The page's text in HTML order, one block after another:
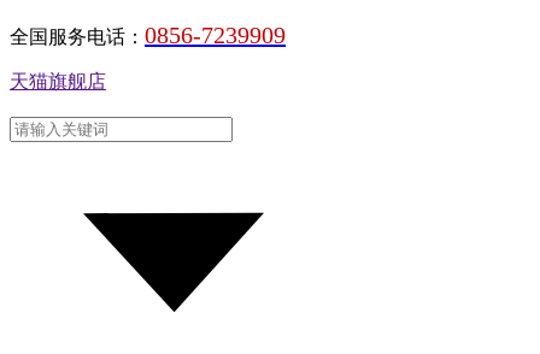
全国服务电话： 0856-7239909
天猫旗舰店